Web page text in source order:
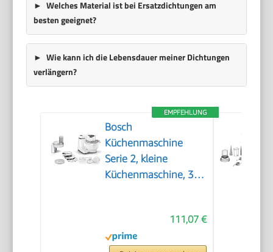
Welches Material ist bei Ersatzdichtungen am
besten geeignet?
Wie kann ich die Lebensdauer meiner Dichtungen
verlängern?
EMPFEHLUNG
Bosch
Küchenmaschine
Serie 2, kleine
Küchenmaschine, 3,8l
Scheiben, 4 Stufen,
Knethaken/Rührbesen/Schlagbesen,
111,07 €